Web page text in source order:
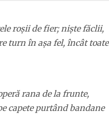
roșii de fier; niște făclii,
turn în așa fel, încât toate
rana de la frunte,
capete purtând bandane